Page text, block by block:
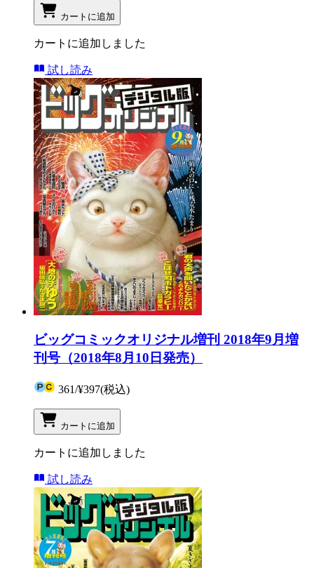
カートに追加
カートに追加しました
試し読み
ビッグコミックオリジナル増刊 2018年9月増
刊号（2018年8月10日発売）
361/¥397(税込)
カートに追加
カートに追加しました
試し読み